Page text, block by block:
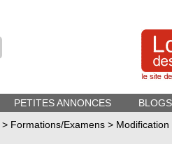
PETITES ANNONCES
> Formations/Examens >